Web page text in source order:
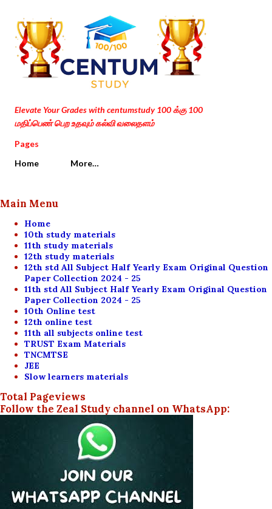
Skip to main content
Elevate Your Grades with centumstudy 100 க்கு 100
மதிப்பெண் பெற உதவும் கல்வி வலைதளம்
Pages
Home
More…
Main Menu
Home
10th study materials
11th study materials
12th study materials
12th std All Subject Half Yearly Exam Original Question
Paper Collection 2024 - 25
11th std All Subject Half Yearly Exam Original Question
Paper Collection 2024 - 25
10th Online test
12th online test
11th all subjects online test
TRUST Exam Materials
TNCMTSE
JEE
Slow learners materials
Total Pageviews
Follow the Zeal Study channel on WhatsApp: